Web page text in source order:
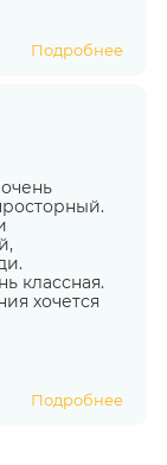
Подробнее
классная.
хочется
Подробнее